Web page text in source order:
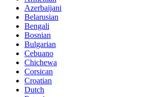
Azerbaijani
Belarusian
Bengali
Bosnian
Bulgarian
Cebuano
Chichewa
Corsican
Croatian
Dutch